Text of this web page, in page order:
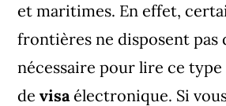
et maritimes. En effet,
frontières ne disposent pas
nécessaire pour lire ce type
de visa électronique. Si